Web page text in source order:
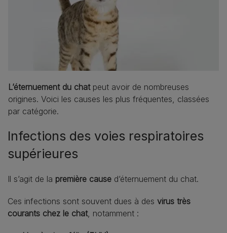
L’éternuement du chatpeut avoir de nombreuses
origines. Voici les causes les plus fréquentes, classées
par catégorie.
Infections des voies respiratoires
supérieures
Il s’agit de la première cause d’éternuement du chat.
Ces infections sont souvent dues à des virus très
courants chez le chat, notamment :